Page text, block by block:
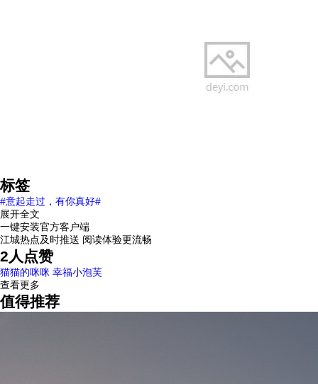
标签
#意起走过，有你真好#
展开全文
一键安装官方客户端
江城热点及时推送 阅读体验更流畅
2 人点赞
猫猫的咪咪 幸福小泡芙
查看更多
值得推荐